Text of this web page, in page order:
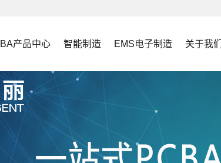
产品中心 智能制造 EMS电子制造 关于我们